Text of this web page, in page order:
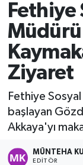
Ziyaret
Fethiye
başlayan
Akkaya'yı
MÜNTEHA
EDITÖR
Eğitim
Ekonomi
Kültür
Magazin
Muğla
Süper Lig
Tüm
Son